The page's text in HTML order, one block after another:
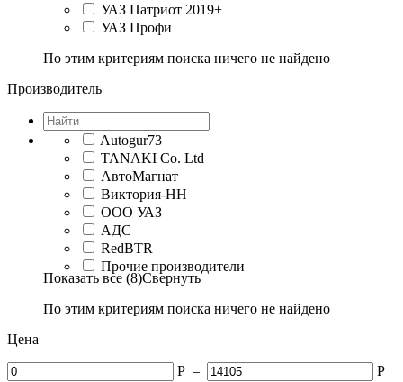
УАЗ Патриот 2019+
УАЗ Профи
По этим критериям поиска ничего не найдено
Производитель
Autogur73
TANAKI Co. Ltd
АвтоМагнат
Виктория-НН
ООО УАЗ
АДС
RedBTR
Прочие производители
Показать все (8)Свернуть
По этим критериям поиска ничего не найдено
Цена
Р – Р